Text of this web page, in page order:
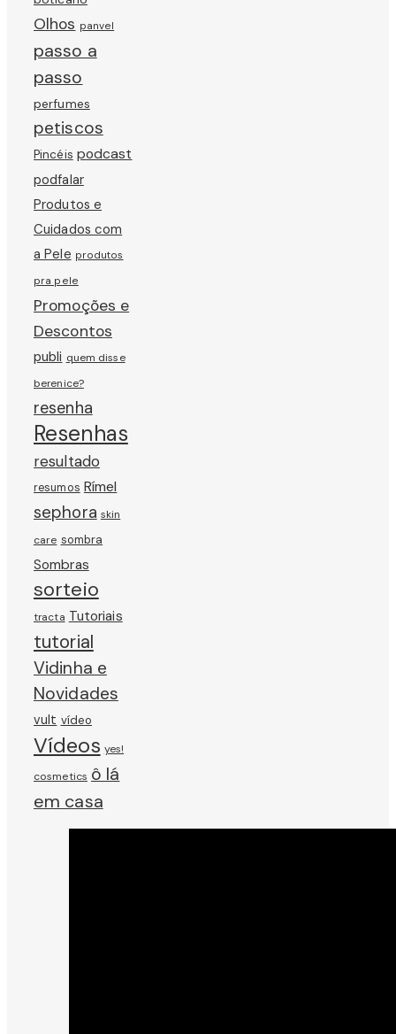
Olhos panvel
passo a
passo
perfumes
petiscos
Pincéis podcast
podfalar
Produtos e
Cuidados com
a Pele produtos
pra pele
Promoções e
Descontos
publi quem disse
berenice?
resenha
Resenhas
resultado
resumos Rímel
sephora skin
care sombra
Sombras
sorteio
tracta Tutoriais
tutorial
Vidinha e
Novidades
vult vídeo
Vídeos yes!
cosmetics ô lá
em casa